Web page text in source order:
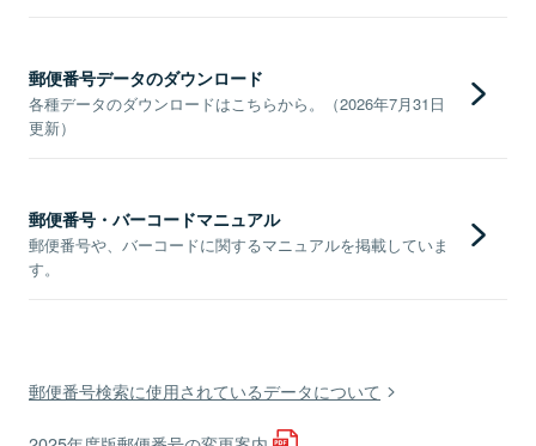
郵便番号データのダウンロード
各種データのダウンロードはこちらから。（2026年7月31日
更新）
郵便番号・バーコードマニュアル
郵便番号や、バーコードに関するマニュアルを掲載していま
す。
郵便番号検索に使用されているデータについて